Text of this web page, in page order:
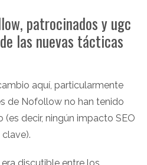
patrocinados y ugc
las nuevas tácticas
aquí, particularmente
de Nofollow no han tenido
decir, ningún impacto SEO